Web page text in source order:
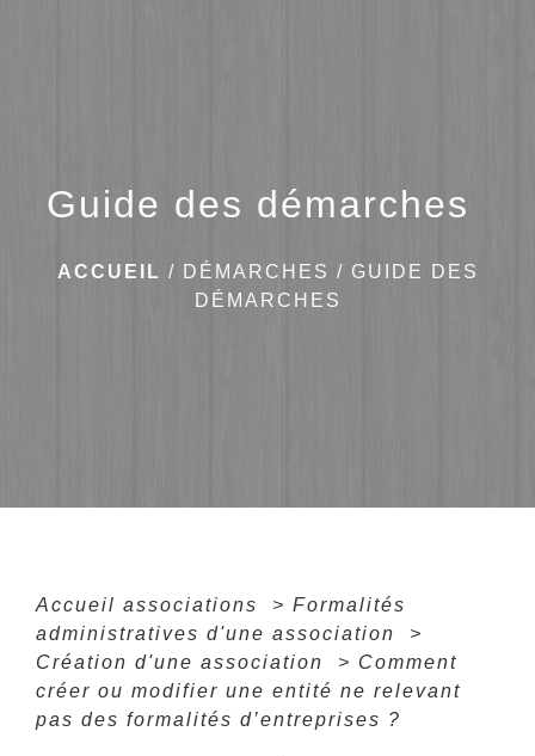
Guide des démarches
ACCUEIL / DÉMARCHES / GUIDE DES
DÉMARCHES
Accueil associations > Formalités
administratives d'une association
>
Création d'une association
> Comment
créer ou modifier une entité ne relevant
pas des formalités d’entreprises ?